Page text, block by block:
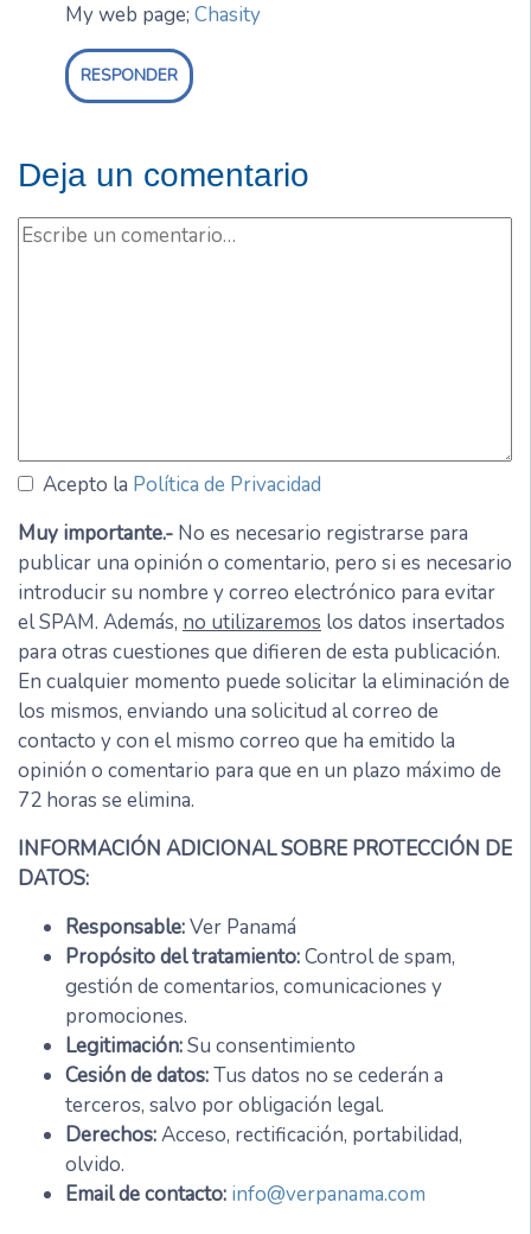
My web page; Chasity
RESPONDER
Deja un comentario
Acepto la Política de Privacidad
Muy importante.- No es necesario registrarse para
publicar una opinión o comentario, pero si es necesario
introducir su nombre y correo electrónico para evitar
el SPAM. Además, no utilizaremos los datos insertados
para otras cuestiones que difieren de esta publicación.
En cualquier momento puede solicitar la eliminación de
los mismos, enviando una solicitud al correo de
contacto y con el mismo correo que ha emitido la
opinión o comentario para que en un plazo máximo de
72 horas se elimina.
INFORMACIÓN ADICIONAL SOBRE PROTECCIÓN DE
DATOS:
Responsable:Ver Panamá
Propósito del tratamiento:Control de spam,
gestión de comentarios, comunicaciones y
promociones.
Legitimación:Su consentimiento
Cesión de datos:Tus datos no se cederán a
terceros, salvo por obligación legal.
Derechos:Acceso, rectificación, portabilidad,
olvido.
Email de contacto: info@verpanama.com